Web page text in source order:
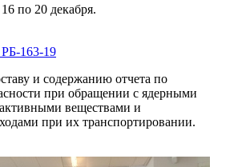
по 20 декабря.
163-19
и содержанию отчета по
при обращении с ядерными
веществами и
при их транспортировании.